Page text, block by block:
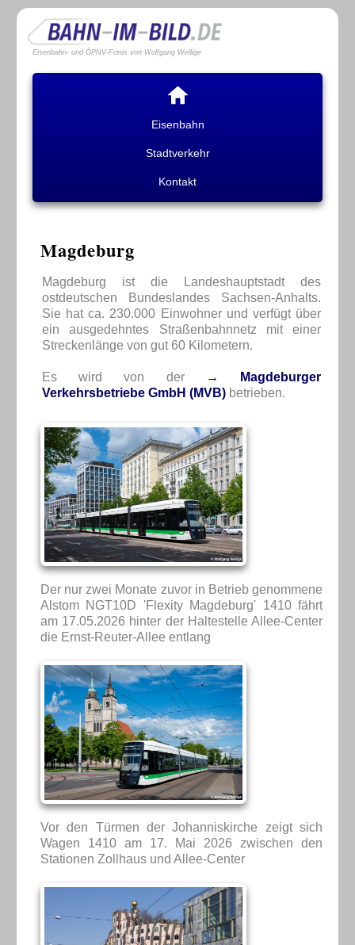
Eisenbahn- und ÖPNV-Fotos von Wolfgang Wellige
Eisenbahn
Stadtverkehr
Kontakt
Magdeburg
Magdeburg ist die Landeshauptstadt des
ostdeutschen Bundeslandes Sachsen-Anhalts.
Sie hat ca. 230.000 Einwohner und verfügt über
ein ausgedehntes Straßenbahnnetz mit einer
Streckenlänge von gut 60 Kilometern.
Es wird von der
→ Magdeburger
Verkehrsbetriebe GmbH (MVB)betrieben.
Der nur zwei Monate zuvor in Betrieb genommene
Alstom NGT10D 'Flexity Magdeburg' 1410 fährt
am 17.05.2026 hinter der Haltestelle Allee-Center
die Ernst-Reuter-Allee entlang
Vor den Türmen der Johanniskirche zeigt sich
Wagen 1410 am 17. Mai 2026 zwischen den
Stationen Zollhaus und Allee-Center